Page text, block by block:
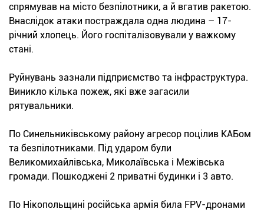
спрямував на місто безпілотники, а й вгатив ракетою.
Внаслідок атаки постраждала одна людина – 17-
річний хлопець. Його госпіталізовували у важкому
стані.
Руйнувань зазнали підприємство та інфраструктура.
Виникло кілька пожеж, які вже загасили
рятувальники.
По Синельниківському району агресор поцілив КАБом
та безпілотниками. Під ударом були
Великомихайлівська, Миколаївська і Межівська
громади. Пошкоджені 2 приватні будинки і 3 авто.
По Нікопольщині російська армія била FPV-дронами